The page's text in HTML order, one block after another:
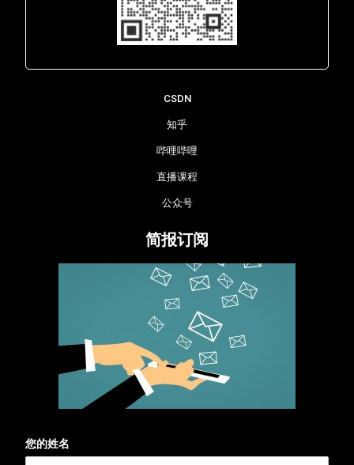
CSDN
知乎
哔哩哔哩
直播课程
公众号
简报订阅
您的姓名